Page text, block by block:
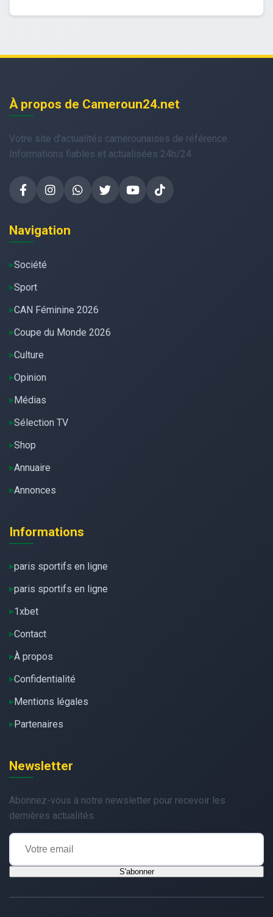
À propos de Cameroun24.net
Votre site d'actualités camerounaises de référence.
Informations fiables et actualisées 24h/24.
Navigation
Société
Sport
CAN Féminine 2026
Coupe du Monde 2026
Culture
Opinion
Médias
Sélection TV
Shop
Annuaire
Annonces
Informations
paris sportifs en ligne
paris sportifs en ligne
1xbet
Contact
À propos
Confidentialité
Mentions légales
Partenaires
Newsletter
Abonnez-vous à notre newsletter pour recevoir les
dernières actualités.
S'abonner